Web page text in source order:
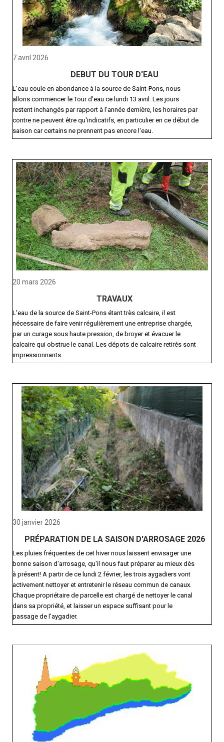
7 avril 2026
DEBUT DU TOUR D'EAU
L'eau coule en abondance à la source de Saint-Pons, nous
allons commencer le Tour d'eau ce lundi 13 avril. Les jours
restent inchangés par rapport à l'année dernière, les horaires par
contre ne peuvent être qu'indicatifs, en particulier en ce début de
saison car certains ne prennent pas encore l'eau.
20 mars 2026
TRAVAUX
L'eau de la source de Saint-Pons étant très calcaire, il est
nécessaire de faire venir régulièrement une entreprise chargée,
par un curage sous haute pression, de broyer et évacuer le
calcaire qui obstrue le canal. Les dépots de calcaire retirés sont
impressionnants.
30 janvier 2026
PRÉPARATION DE LA SAISON D'ARROSAGE 2026
Les pluies fréquentes de cet hiver nous laissent envisager une
bonne saison d'arrosage, qu'il nous faut préparer au mieux dès
à présent! A partir de ce lundi 2 février, les trois aygadiers vont
activement nettoyer et entretenir le réseau commun de canaux.
Chaque propriétaire de parcelle est chargé de nettoyer le canal
dans sa propriété, et laisser un espace suffisant pour le
passage de l'aygadier.